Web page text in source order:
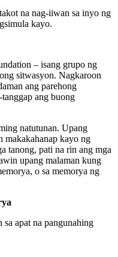
na nag-iiwan sa inyo ng
kayo.
– isang grupo ng
sitwasyon. Nagkaroon
ang parehong
ang buong
natutunan. Upang
makakahanap kayo ng
tanong, pati na rin ang mga
upang malaman kung
o sa memorya ng
apat na pangunahing